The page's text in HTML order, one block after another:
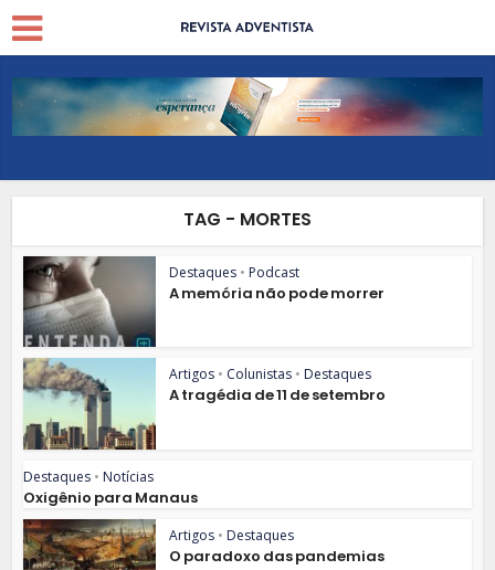
TAG - MORTES
Destaques • Podcast
A memória não pode morrer
Artigos • Colunistas • Destaques
A tragédia de 11 de setembro
Destaques • Notícias
Oxigênio para Manaus
Artigos • Destaques
O paradoxo das pandemias